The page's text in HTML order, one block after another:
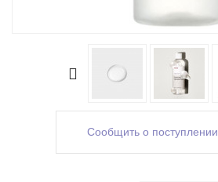
Сообщить о поступлении